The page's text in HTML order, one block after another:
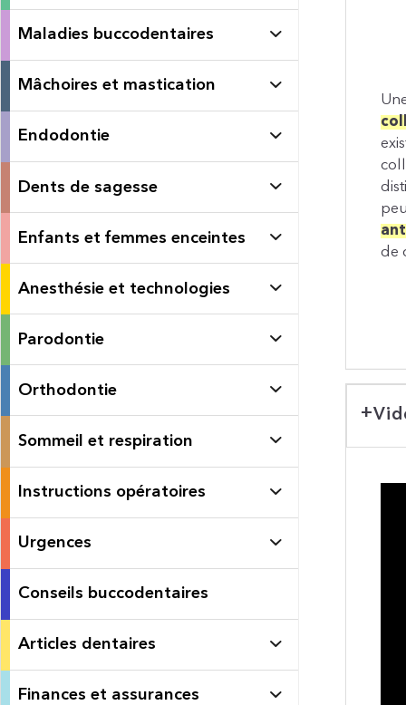
Maladies buccodentaires
Mâchoires et mastication
Endodontie
Dents de sagesse
Enfants et femmes enceintes
Anesthésie et technologies
Parodontie
Orthodontie
Sommeil et respiration
Instructions opératoires
Urgences
Conseils buccodentaires
Articles dentaires
Finances et assurances
de